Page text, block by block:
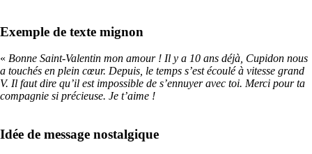
Exemple de texte mignon
« Bonne Saint-Valentin mon amour ! Il y a 10 ans déjà, Cupidon nous
a touchés en plein cœur. Depuis, le temps s’est écoulé à vitesse grand
V. Il faut dire qu’il est impossible de s’ennuyer avec toi. Merci pour ta
compagnie si précieuse. Je t’aime !
Idée de message nostalgique